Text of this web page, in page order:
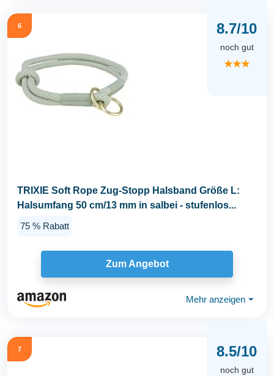
6 8.7/10
noch gut
★★★
TRIXIE Soft Rope Zug-Stopp Halsband Größe L:
Halsumfang 50 cm/13 mm in salbei - stufenlos...
75 % Rabatt
Zum Angebot
Mehr anzeigen ⏷
7 8.5/10
noch gut